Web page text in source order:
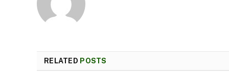
RELATED POSTS